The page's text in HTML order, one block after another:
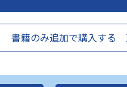
書籍のみ追加で購入する